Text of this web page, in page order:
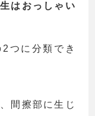
はおっしゃい
つに分類でき
間擦部に生じ